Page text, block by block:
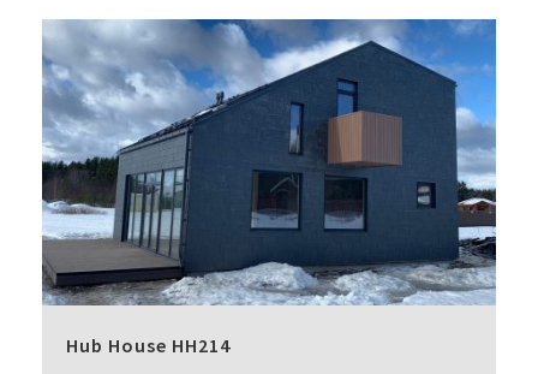
Hub House HH214